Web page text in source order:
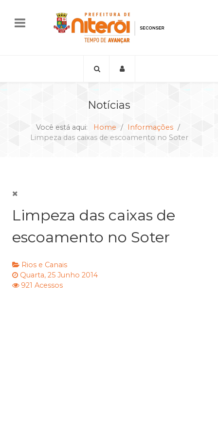
Notícias
Você está aqui: Home
Informações
Limpeza das caixas de escoamento no Soter
Limpeza das caixas de
escoamento no Soter
Rios e Canais
Quarta, 25 Junho 2014
921 Acessos